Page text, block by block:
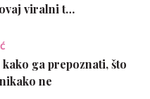
viralni t…
ga prepoznati, što
ne